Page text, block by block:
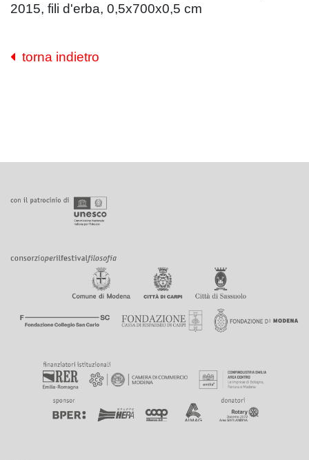
2015, fili d'erba, 0,5x700x0,5 cm
torna indietro